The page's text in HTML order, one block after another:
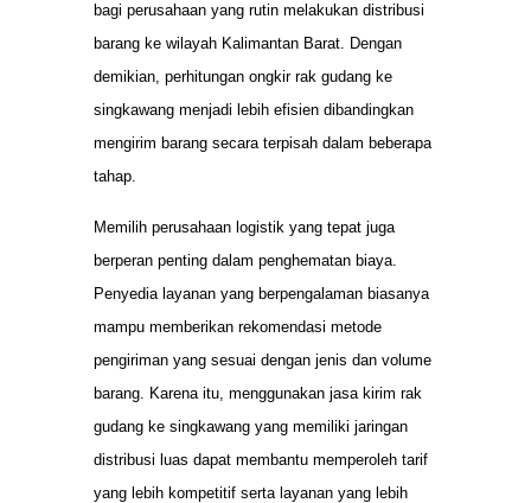
bagi perusahaan yang rutin melakukan distribusi
barang ke wilayah Kalimantan Barat. Dengan
demikian, perhitungan ongkir rak gudang ke
singkawang menjadi lebih efisien dibandingkan
mengirim barang secara terpisah dalam beberapa
tahap.
Memilih perusahaan logistik yang tepat juga
berperan penting dalam penghematan biaya.
Penyedia layanan yang berpengalaman biasanya
mampu memberikan rekomendasi metode
pengiriman yang sesuai dengan jenis dan volume
barang. Karena itu, menggunakan jasa kirim rak
gudang ke singkawang yang memiliki jaringan
distribusi luas dapat membantu memperoleh tarif
yang lebih kompetitif serta layanan yang lebih